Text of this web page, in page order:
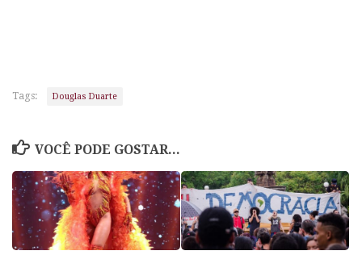
Tags: Douglas Duarte
VOCÊ PODE GOSTAR...